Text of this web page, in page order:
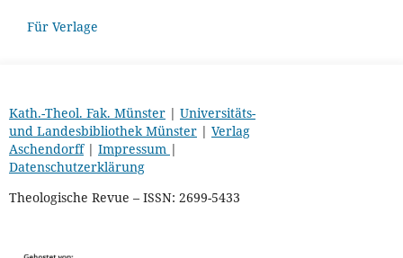
Für Verlage
Kath.-Theol. Fak. Münster| Universitäts-
und Landesbibliothek Münster| Verlag
Aschendorff| Impressum |
Datenschutzerklärung
Theologische Revue – ISSN: 2699-5433